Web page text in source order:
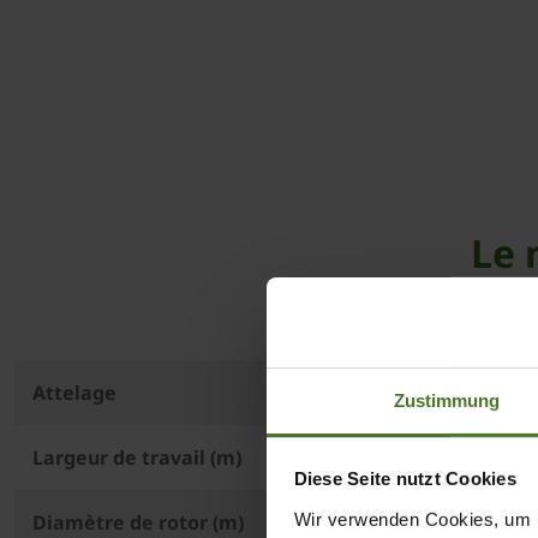
Zustimmung
Diese Seite nutzt Cookies
Wir verwenden Cookies,
Le
Attelage
Largeur de travail (m)
Diamètre de rotor (m)